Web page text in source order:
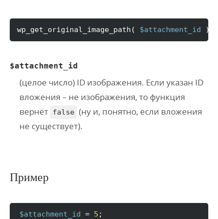
wp_get_original_image_path ( $attachment_id )
$attachment_id
(целое число) ID изображения. Если указан ID
вложения – не изображения, то функция
вернёт false (ну и, понятно, если вложения
не существует).
Пример
$attachment_id = 5